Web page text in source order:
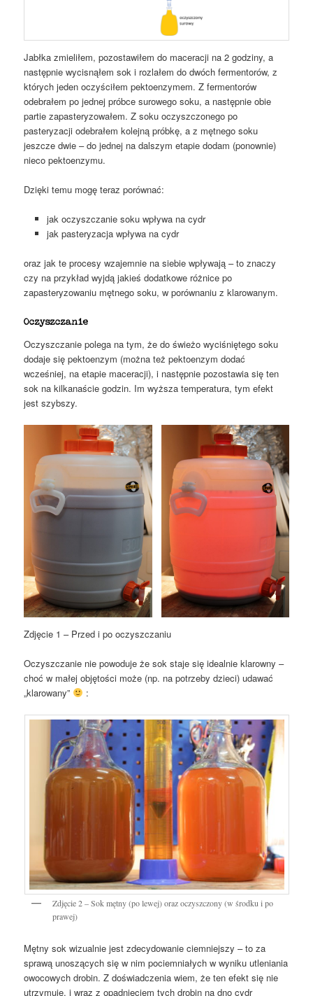
Jabłka zmieliłem, pozostawiłem do maceracji na 2 godziny, a
następnie wycisnąłem sok i rozlałem do dwóch fermentorów, z
których jeden oczyściłem pektoenzymem. Z fermentorów
odebrałem po jednej próbce surowego soku, a następnie obie
partie zapasteryzowałem. Z soku oczyszczonego po
pasteryzacji odebrałem kolejną próbkę, a z mętnego soku
jeszcze dwie – do jednej na dalszym etapie dodam (ponownie)
nieco pektoenzymu.
Dzięki temu mogę teraz porównać:
jak oczyszczanie soku wpływa na cydr
jak pasteryzacja wpływa na cydr
oraz jak te procesy wzajemnie na siebie wpływają – to znaczy
czy na przykład wyjdą jakieś dodatkowe różnice po
zapasteryzowaniu mętnego soku, w porównaniu z klarowanym.
Oczyszczanie
Oczyszczanie polega na tym, że do świeżo wyciśniętego soku
dodaje się pektoenzym (można też pektoenzym dodać
wcześniej, na etapie maceracji), i następnie pozostawia się ten
sok na kilkanaście godzin. Im wyższa temperatura, tym efekt
jest szybszy.
Zdjęcie 1 – Przed i po oczyszczaniu
Oczyszczanie nie powoduje że sok staje się idealnie klarowny –
choć w małej objętości może (np. na potrzeby dzieci) udawać
„klarowany”
:
Zdjęcie 2 – Sok mętny (po lewej) oraz oczyszczony (w środku i po
prawej)
Mętny sok wizualnie jest zdecydowanie ciemniejszy – to za
sprawą unoszących się w nim pociemniałych w wyniku utleniania
owocowych drobin. Z doświadczenia wiem, że ten efekt się nie
utrzymuje, i wraz z opadnięciem tych drobin na dno cydr